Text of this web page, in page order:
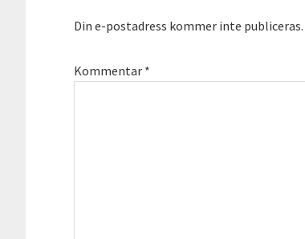
Din e-postadress kommer inte publiceras.
Kommentar *